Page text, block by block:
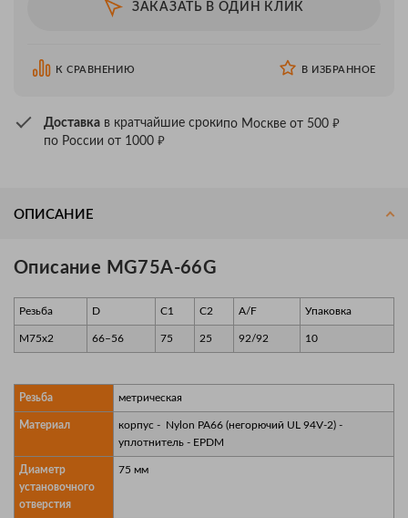
ЗАКАЗАТЬ В ОДИН КЛИК
К СРАВНЕНИЮ В ИЗБРАННОЕ
Доставка в кратчайшие срокипо Москве от 500 ₽
по России от 1000 ₽
ОПИСАНИЕ
Описание MG75A-66G
Резьба D C1 C2 A/F Упаковка
M75x2 66–56 75 25 92/92 10
Резьба метрическая
Материал
корпус - Nylon PA66 (негорючий UL 94V-2) -
уплотнитель - EPDM
Диаметр
установочного
отверстия
75 мм